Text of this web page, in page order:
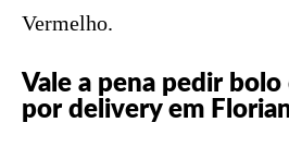
Vermelho.
Vale a pena pedir
por delivery em